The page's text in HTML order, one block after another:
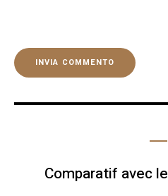
Comparatif avec